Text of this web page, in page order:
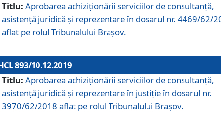
Titlu: Aprobarea achiziţionării serviciilor de consultanţă,
asistenţă juridică şi reprezentare în dosarul nr. 4469/62/
aflat pe rolul Tribunalului Braşov.
893/10.12.2019
Titlu: Aprobarea achiziţionării serviciilor de consultanţă,
asistenţă juridică şi reprezentare în justiţie în dosarul nr.
3970/62/2018 aflat pe rolul Tribunalului Braşov.